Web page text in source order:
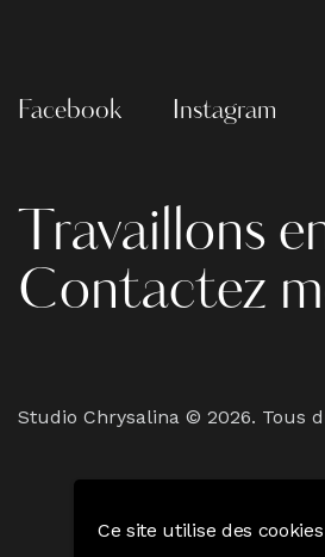
Ce site utilise des
Facebook Instagram
Travaillons
Contactez
Studio Chrysalina © 2026. Tous